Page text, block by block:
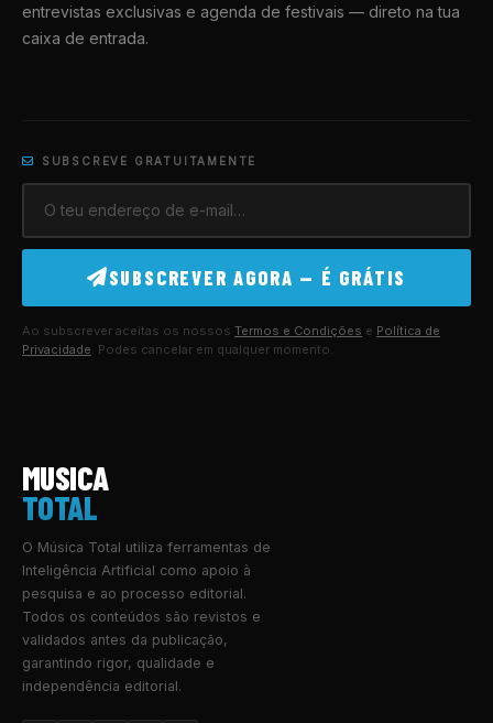
entrevistas exclusivas e agenda de festivais — direto na tua
caixa de entrada.
SUBSCREVE GRATUITAMENTE
SUBSCREVER AGORA — É GRÁTIS
Ao subscrever aceitas os nossos Termos e Condições e Política de
Privacidade. Podes cancelar em qualquer momento.
MUSICA
TOTAL
O Música Total utiliza ferramentas de
Inteligência Artificial como apoio à
pesquisa e ao processo editorial.
Todos os conteúdos são revistos e
validados antes da publicação,
garantindo rigor, qualidade e
independência editorial.